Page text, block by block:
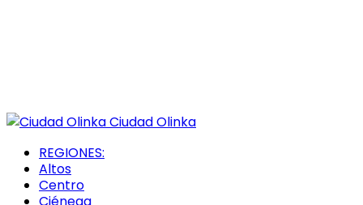
Ciudad Olinka
REGIONES:
Altos
Centro